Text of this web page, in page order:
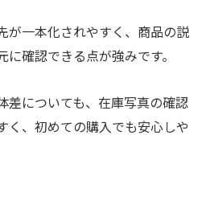
が一本化されやすく、商品の説
確認できる点が強みです。
差についても、在庫写真の確認
く、初めての購入でも安心しや